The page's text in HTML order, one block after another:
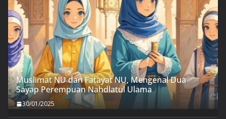
Muslimat NU dan Fatayat NU, Mengenal Dua
Sayap Perempuan Nahdlatul Ulama
30/01/2025